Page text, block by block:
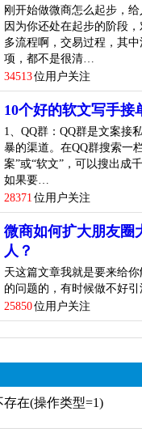
刚开始做微商怎么起步，给
因为你还处在起步的阶段
多流程啊，交易过程，其
项，都不是很清…
34513位用户关注
10个好的软文写手接
1、QQ群：QQ群是文案接
暴的渠道。在QQ群搜索一
案”或“软文”，可以搜出成
如果要…
28371 位用户关注
微商如何扩大朋友圈
人？
天这篇文章我就是要来给
的问题的，有时候做不好
25850位用户关注
存在(操作类型=1)